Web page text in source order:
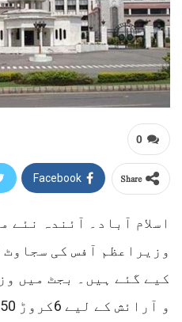
0
Share
Facebook
اسلام آباد۔ آئندہ نئے
وزیراعظم آفس کی
کیے گئے ہیں۔ بجٹ میں